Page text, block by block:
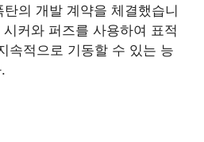
의 개발 계약을 체결했습니
커와 퍼즈를 사용하여 표적
속적으로 기동할 수 있는 능